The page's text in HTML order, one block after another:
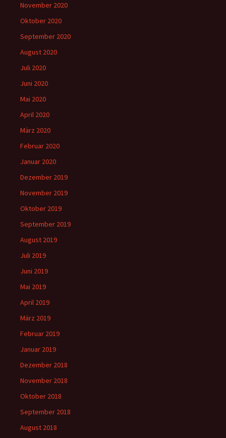
November 2020
Oktober 2020
September 2020
August 2020
Juli 2020
Juni 2020
Mai 2020
April 2020
März 2020
Februar 2020
Januar 2020
Dezember 2019
November 2019
Oktober 2019
September 2019
August 2019
Juli 2019
Juni 2019
Mai 2019
April 2019
März 2019
Februar 2019
Januar 2019
Dezember 2018
November 2018
Oktober 2018
September 2018
August 2018